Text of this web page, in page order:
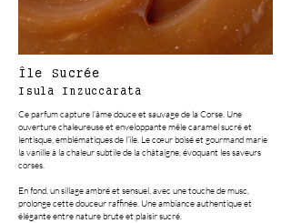
Île Sucrée
Isula Inzuccarata
Ce parfum capture l’âme douce et sauvage de la Corse. Une
ouverture chaleureuse et enveloppante mêle caramel sucré et
lentisque, emblématiques de l’île. Le cœur boisé et gourmand marie
la vanille à la chaleur subtile de la châtaigne, évoquant les saveurs
corses.
En fond, un sillage ambré et sensuel, avec une touche de musc,
prolonge cette douceur raffinée. Une ambiance authentique et
élégante entre nature brute et plaisir sucré.